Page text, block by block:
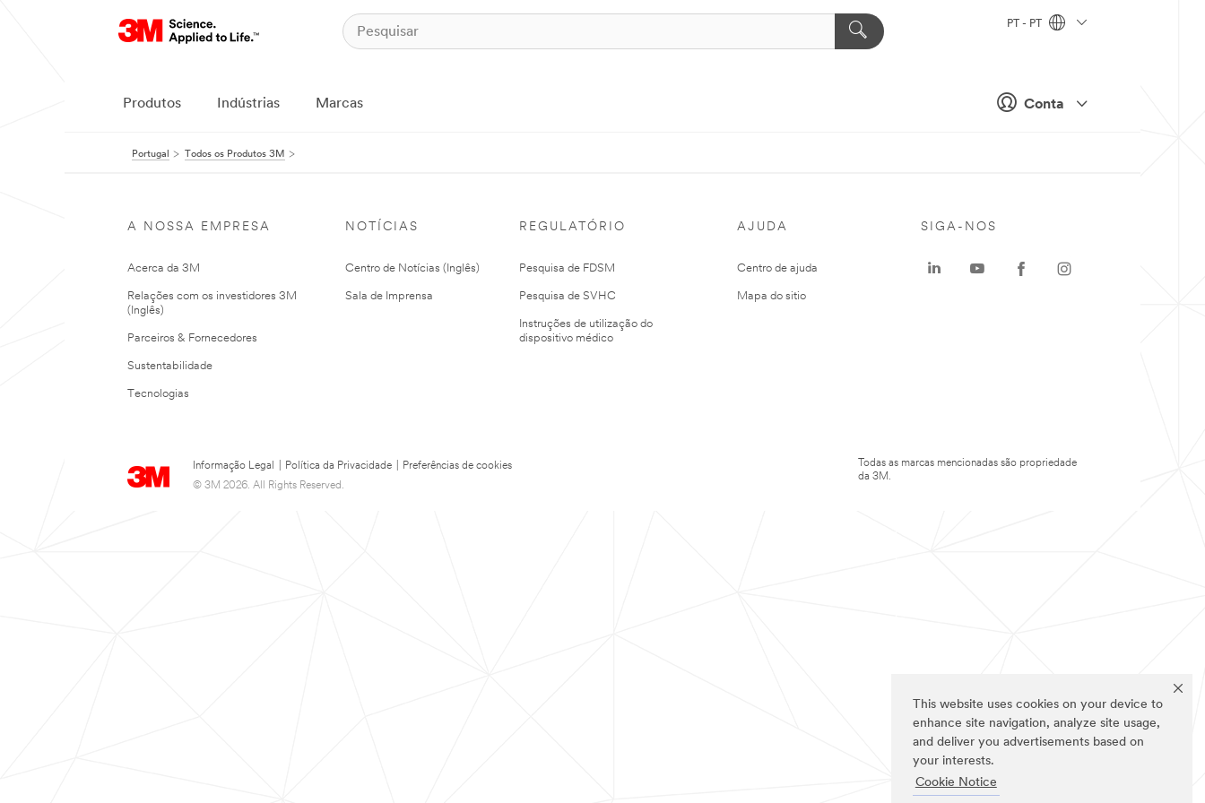
This website uses cookies on your device to
enhance site navigation, analyze site usage,
and deliver you advertisements based on
your interests.
Cookie Notice
Conta
PT - PT
Produtos Indústrias Marcas
Portugal Todos os Produtos 3M
A NOSSA EMPRESA
Acerca da 3M
Relações com os investidores 3M
(Inglês)
Parceiros & Fornecedores
Sustentabilidade
Tecnologias
NOTÍCIAS
Centro de Notícias (Inglês)
Sala de Imprensa
REGULATÓRIO
Pesquisa de FDSM
Pesquisa de SVHC
Instruções de utilização do
dispositivo médico
AJUDA
Centro de ajuda
Mapa do sitio
Informação Legal Política da Privacidade
Preferências de cookies
© 3M 2026. All Rights Reserved.
SIGA-NOS
Todas as marcas mencionadas são propriedade
da 3M.